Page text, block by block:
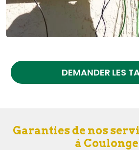
DEMANDER LES
Garanties de nos
à